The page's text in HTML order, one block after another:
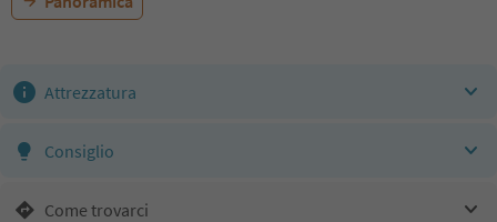
Attrezzatura
Consiglio
Come trovarci